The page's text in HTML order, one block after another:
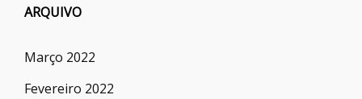
ARQUIVO
Março 2022
Fevereiro 2022